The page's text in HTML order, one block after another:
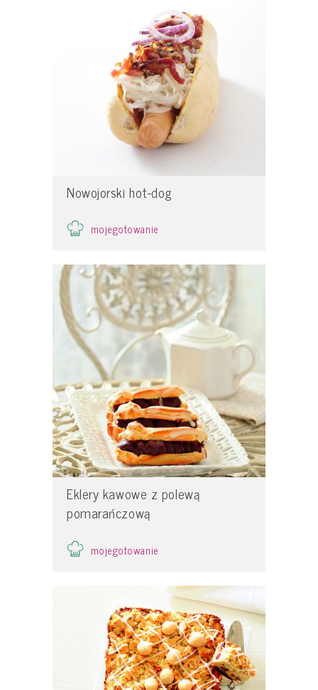
Nowojorski hot-dog
mojegotowanie
Eklery kawowe z polewą
pomarańczową
mojegotowanie